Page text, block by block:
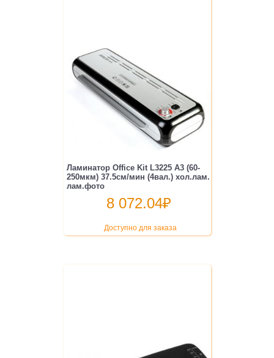
Ламинатор Office Kit L3225 A3 (60-
250мкм) 37.5см/мин (4вал.) хол.лам.
лам.фото
8 072.04₽
Доступно для заказа